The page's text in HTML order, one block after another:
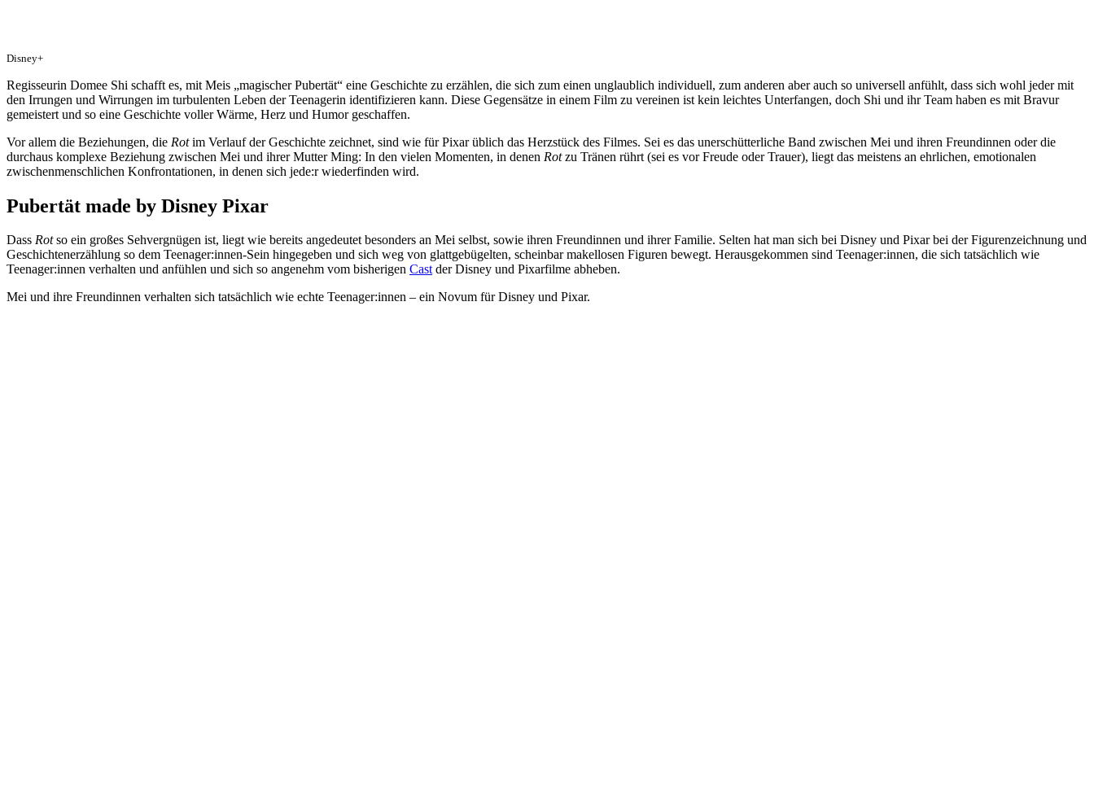
Disney+
Regisseurin Domee Shi schafft es, mit Meis „magischer Pubertät“ eine Geschichte zu erzählen, die sich zum einen unglaublich individuell, zum anderen aber auch so universell anfühlt, dass sich wohl jeder mit
den Irrungen und Wirrungen im turbulenten Leben der Teenagerin identifizieren kann. Diese Gegensätze in einem Film zu vereinen ist kein leichtes Unterfangen, doch Shi und ihr Team haben es mit Bravur
gemeistert und so eine Geschichte voller Wärme, Herz und Humor geschaffen.
Vor allem die Beziehungen, die Rotim Verlauf der Geschichte zeichnet, sind wie für Pixar üblich das Herzstück des Filmes. Sei es das unerschütterliche Band zwischen Mei und ihren Freundinnen oder die
durchaus komplexe Beziehung zwischen Mei und ihrer Mutter Ming: In den vielen Momenten, in denen Rotzu Tränen rührt (sei es vor Freude oder Trauer), liegt das meistens an ehrlichen, emotionalen
zwischenmenschlichen Konfrontationen, in denen sich jede:r wiederfinden wird.
Pubertät made by Disney Pixar
Dass Rotso ein großes Sehvergnügen ist, liegt wie bereits angedeutet besonders an Mei selbst, sowie ihren Freundinnen und ihrer Familie. Selten hat man sich bei Disney und Pixar bei der Figurenzeichnung und
Geschichtenerzählung so dem Teenager:innen-Sein hingegeben und sich weg von glattgebügelten, scheinbar makellosen Figuren bewegt. Herausgekommen sind Teenager:innen, die sich tatsächlich wie
Teenager:innen verhalten und anfühlen und sich so angenehm vom bisherigen Castder Disney und Pixarfilme abheben.
Mei und ihre Freundinnen verhalten sich tatsächlich wie echte Teenager:innen – ein Novum für Disney und Pixar.